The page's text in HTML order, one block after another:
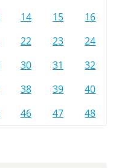
14 15
16
22 23
24
30 31
32
38 39
40
46 47 48